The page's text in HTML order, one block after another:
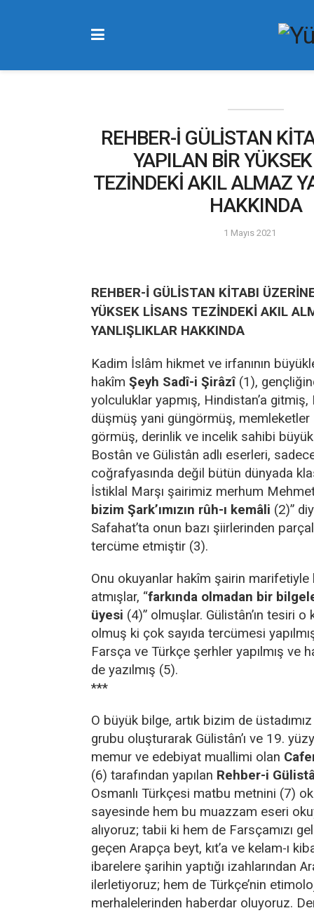
REHBER-İ GÜLİSTAN
YAPILAN BİR
TEZİNDEKİ AKIL ALMAZ
HAKKINDA
1 Mayıs 2021
REHBER-İ GÜLİSTAN KİTABI
YÜKSEK LİSANS TEZİNDEKİ AKIL
YANLIŞLIKLAR HAKKINDA
Kadim İslâm hikmet ve irfanının
hakîm Şeyh Sadî-i Şirâzî(1),
yolculuklar yapmış, Hindistan’a gitmiş,
düşmüş yani güngörmüş,
görmüş, derinlik ve incelik sahibi
Bostân ve Gülistân adlı eserleri,
coğrafyasında değil bütün dünyada
İstiklal Marşı şairimiz merhum
bizim Şark’ımızın rûh-ı kemâli (2)”
Safahat’ta onun bazı şiirlerinden
tercüme etmiştir (3).
Onu okuyanlar hakîm şairin marifetiyle
atmışlar, “farkında olmadan bir
üyesi (4)” olmuşlar. Gülistân’ın tesiri
olmuş ki çok sayıda tercümesi
Farsça ve Türkçe şerhler yapılmış ve
de yazılmış (5).
***
O büyük bilge, artık bizim de
grubu oluşturarak Gülistân’ı ve 19.
memur ve edebiyat muallimi olan
(6) tarafından yapılan Rehber-i
Osmanlı Türkçesi matbu metnini (7)
sayesinde hem bu muazzam eseri
alıyoruz; tabii ki hem de Farsçamızı
geçen Arapça beyt, kıt’a ve kelam-ı
ibarelere şarihin yaptığı izahlarından
ilerletiyoruz; hem de Türkçe’nin
merhalelerinden haberdar oluyoruz.